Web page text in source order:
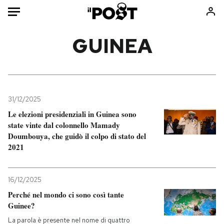
Mondo
Politica
Tecnologia
Internet
Cultura
Economia
Sport
Consumismi
Ok Boomer!
Europa
Mondiali calcio 2026
GUINEA
31/12/2025
Le elezioni presidenziali in Guinea sono
state vinte dal colonnello Mamady
Doumbouya, che guidò il colpo di stato del
2021
16/12/2025
Perché nel mondo ci sono così tante
Guinee?
La parola è presente nel nome di quattro